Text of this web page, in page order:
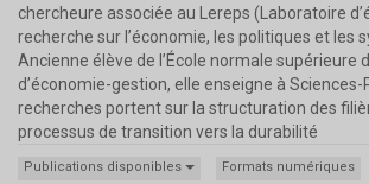
chercheure associée au Lereps (Laboratoire
recherche sur l’économie, les politiques et les
Ancienne élève de l’École normale supérieure
d’économie-gestion, elle enseigne à Sciences-
recherches portent sur la structuration des
processus de transition vers la durabilité
Publications disponibles Formats numériques